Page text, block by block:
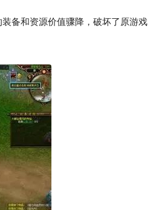
备和资源价值骤降，破坏了原游戏